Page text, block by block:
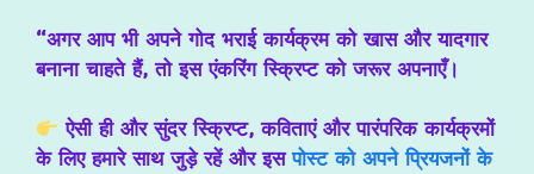
“अगर आप भी अपने गोद भराई कार्यक्रम को खास और यादगार
बनाना चाहते हैं, तो इस एंकरिंग स्क्रिप्ट को जरूर अपनाएँ।
ऐसी ही और सुंदर स्क्रिप्ट, कविताएं और पारंपरिक कार्यक्रमों
के लिए हमारे साथ जुड़े रहें और इसपोस्ट को अपने प्रियजनों के